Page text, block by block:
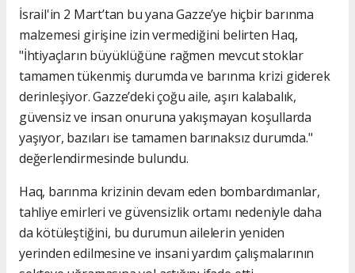
İsrail'in 2 Mart’tan bu yana Gazze’ye hiçbir barınma
malzemesi girişine izin vermediğini belirten Haq,
"İhtiyaçların büyüklüğüne rağmen mevcut stoklar
tamamen tükenmiş durumda ve barınma krizi giderek
derinleşiyor. Gazze’deki çoğu aile, aşırı kalabalık,
güvensiz ve insan onuruna yakışmayan koşullarda
yaşıyor, bazıları ise tamamen barınaksız durumda."
değerlendirmesinde bulundu.
Haq, barınma krizinin devam eden bombardımanlar,
tahliye emirleri ve güvensizlik ortamı nedeniyle daha
da kötüleştiğini, bu durumun ailelerin yeniden
yerinden edilmesine ve insani yardım çalışmalarının